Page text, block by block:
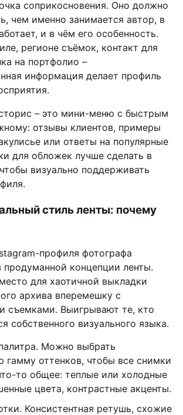
соприкосновения. Оно должно
чем именно занимается автор, в
и в чём его особенность.
регионе съёмок, контакт для
на портфолио –
информация делает профиль
– это мини-меню с быстрым
отзывы клиентов, примеры
или ответы на популярные
для обложек лучше сделать в
визуально поддерживать
стиль ленты: почему
профиля фотографа
концепции ленты.
для хаотичной выкладки
архива вперемешку с
съемками. Выигрывают те, кто
собственного визуального языка.
Можно выбрать
гамму оттенков, чтобы все снимки
то общее: теплые или холодные
цвета, контрастные акценты.
Консистентная ретушь, схожие